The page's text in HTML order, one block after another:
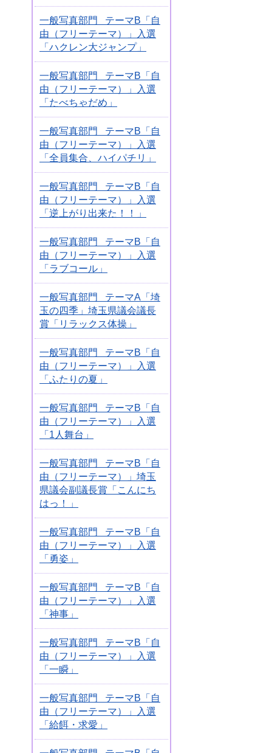
一般写真部門 テーマB「自
由（フリーテーマ）」入選
「ハクレン大ジャンプ」
一般写真部門 テーマB「自
由（フリーテーマ）」入選
「たべちゃだめ」
一般写真部門 テーマB「自
由（フリーテーマ）」入選
「全員集合、ハイパチリ」
一般写真部門 テーマB「自
由（フリーテーマ）」入選
「逆上がり出来た！！」
一般写真部門 テーマB「自
由（フリーテーマ）」入選
「ラブコール」
一般写真部門 テーマA「埼
玉の四季」埼玉県議会議長
賞「リラックス体操」
一般写真部門 テーマB「自
由（フリーテーマ）」入選
「ふたりの夏」
一般写真部門 テーマB「自
由（フリーテーマ）」入選
「1人舞台」
一般写真部門 テーマB「自
由（フリーテーマ）」埼玉
県議会副議長賞「こんにち
はっ！」
一般写真部門 テーマB「自
由（フリーテーマ）」入選
「勇姿」
一般写真部門 テーマB「自
由（フリーテーマ）」入選
「神事」
一般写真部門 テーマB「自
由（フリーテーマ）」入選
「一瞬」
一般写真部門 テーマB「自
由（フリーテーマ）」入選
「給餌・求愛」